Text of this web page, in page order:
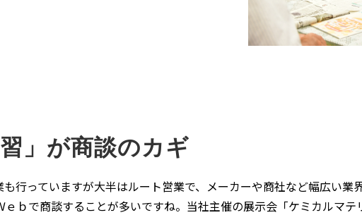
」が商談のカギ
行っていますが大半はルート営業で、メーカーや商社など幅広い業
ｂで商談することが多いですね。当社主催の展示会「ケミカルマ